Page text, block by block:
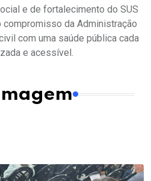
e de fortalecimento do SUS
compromisso da Administração
com uma saúde pública cada
e acessível.